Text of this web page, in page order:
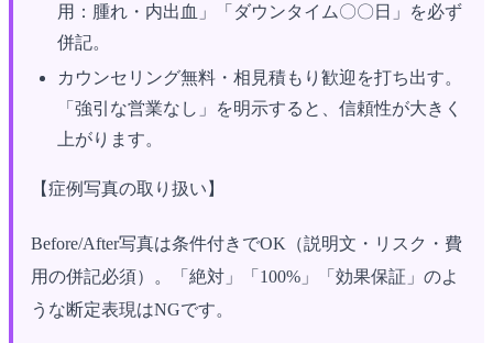
用：腫れ・内出血」「ダウンタイム〇〇日」を必ず
併記。
カウンセリング無料・相見積もり歓迎を打ち出す。
「強引な営業なし」を明示すると、信頼性が大きく
上がります。
【症例写真の取り扱い】
Before/After写真は条件付きでOK（説明文・リスク・費
用の併記必須）。「絶対」「100%」「効果保証」のよ
うな断定表現はNGです。